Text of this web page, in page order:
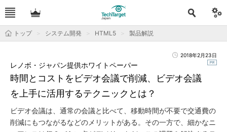
トップ システム開発 HTML5 製品解説
2018年2月23日
時間とコストをビデオ会議で削減、ビデオ会議
を上手に活用するテクニックとは？
レノボ・ジャパン提供ホワイトペーパー
ビデオ会議は、通常の会議と比べて、移動時間が不要で交通費の
削減にもつながるなどのメリットがある。その一方で、細かなニ